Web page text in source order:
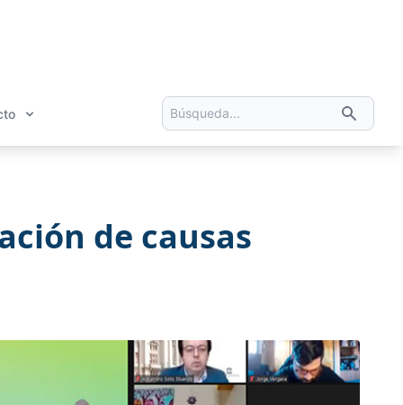
de causas